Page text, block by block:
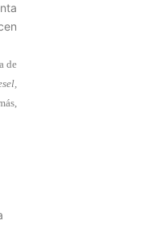
de